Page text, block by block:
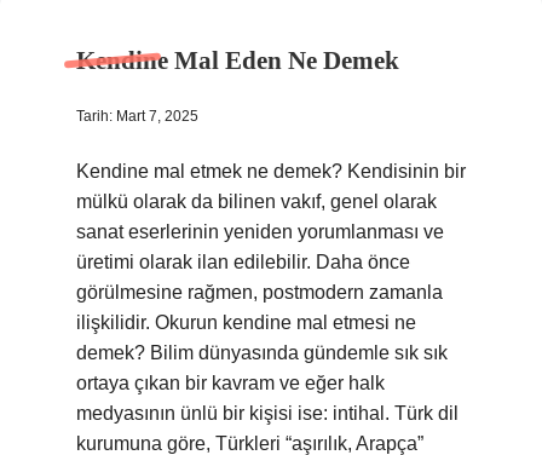
Kendine Mal Eden Ne Demek
Tarih: Mart 7, 2025
Kendine mal etmek ne demek? Kendisinin bir
mülkü olarak da bilinen vakıf, genel olarak
sanat eserlerinin yeniden yorumlanması ve
üretimi olarak ilan edilebilir. Daha önce
görülmesine rağmen, postmodern zamanla
ilişkilidir. Okurun kendine mal etmesi ne
demek? Bilim dünyasında gündemle sık sık
ortaya çıkan bir kavram ve eğer halk
medyasının ünlü bir kişisi ise: intihal. Türk dil
kurumuna göre, Türkleri “aşırılık, Arapça”